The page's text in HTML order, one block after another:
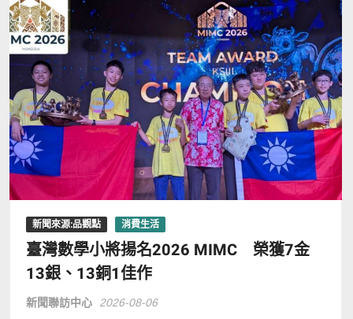
新聞來源:品觀點 消費生活
臺灣數學小將揚名2026 MIMC​ 榮獲7金
13銀、13銅1佳作
新聞聯訪中心 2026-08-06